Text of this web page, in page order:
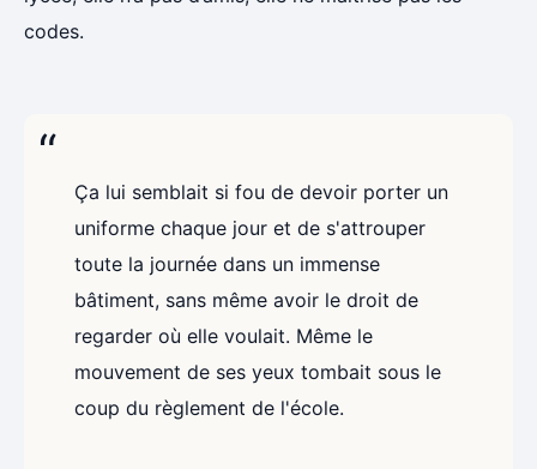
codes.
Ça lui semblait si fou de devoir porter un
uniforme chaque jour et de s'attrouper
toute la journée dans un immense
bâtiment, sans même avoir le droit de
regarder où elle voulait. Même le
mouvement de ses yeux tombait sous le
coup du règlement de l'école.